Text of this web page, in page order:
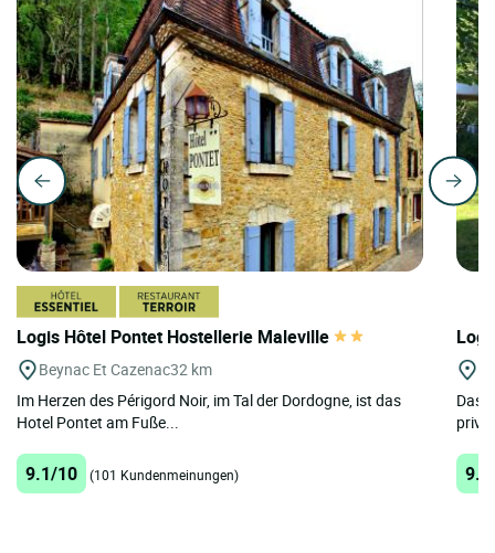
Logis Hôtel Pontet Hostellerie Maleville
Beynac Et Cazenac32 km
Im Herzen des Périgord Noir, im Tal der Dordogne, ist das
Hotel Pontet am Fuße...
9.1/10 (101 Kundenmeinungen)
Das